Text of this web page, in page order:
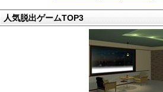
人気脱出ゲームTOP3